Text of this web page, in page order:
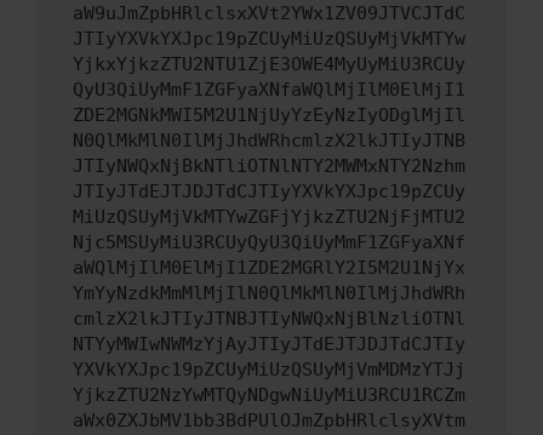
aW9uJmZpbHRlclsxXVt2YWx1ZV09JTVCJTdC
JTIyYXVkYXJpc19pZCUyMiUzQSUyMjVkMTYw
YjkxYjkzZTU2NTU1ZjE3OWE4MyUyMiU3RCUy
QyU3QiUyMmF1ZGFyaXNfaWQlMjIlM0ElMjI1
ZDE2MGNkMWI5M2U1NjUyYzEyNzIyODglMjIl
N0QlMkMlN0IlMjJhdWRhcmlzX2lkJTIyJTNB
JTIyNWQxNjBkNTliOTNlNTY2MWMxNTY2Nzhm
JTIyJTdEJTJDJTdCJTIyYXVkYXJpc19pZCUy
MiUzQSUyMjVkMTYwZGFjYjkzZTU2NjFjMTU2
Njc5MSUyMiU3RCUyQyU3QiUyMmF1ZGFyaXNf
aWQlMjIlM0ElMjI1ZDE2MGRlY2I5M2U1NjYx
YmYyNzdkMmMlMjIlN0QlMkMlN0IlMjJhdWRh
cmlzX2lkJTIyJTNBJTIyNWQxNjBlNzliOTNl
NTYyMWIwNWMzYjAyJTIyJTdEJTJDJTdCJTIy
YXVkYXJpc19pZCUyMiUzQSUyMjVmMDMzYTJj
YjkzZTU2NzYwMTQyNDgwNiUyMiU3RCU1RCZm
aWx0ZXJbMV1bb3BdPUlOJmZpbHRlclsyXVtm